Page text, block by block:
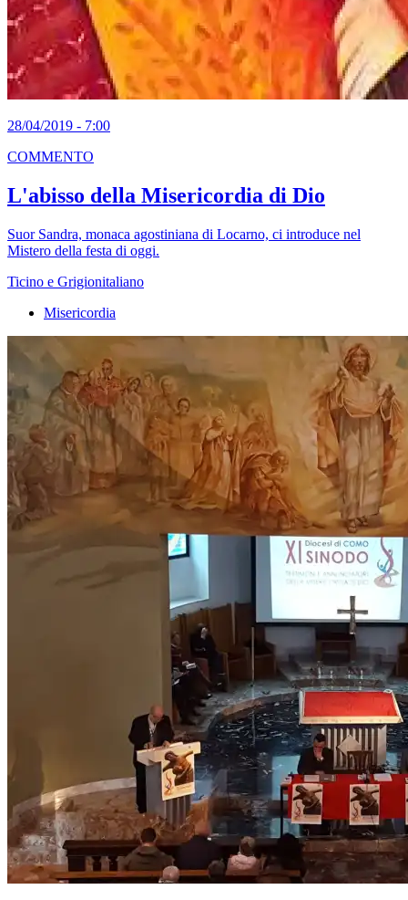
28/04/2019 - 7:00
COMMENTO
L'abisso della Misericordia di Dio
Suor Sandra, monaca agostiniana di Locarno, ci introduce nel
Mistero della festa di oggi.
Ticino e Grigionitaliano
Misericordia